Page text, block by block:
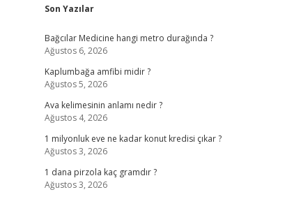
Sidebar
Son Yazılar
Bağcılar Medicine hangi metro durağında ?
Ağustos 6, 2026
Kaplumbağa amfibi midir ?
Ağustos 5, 2026
Ava kelimesinin anlamı nedir ?
Ağustos 4, 2026
1 milyonluk eve ne kadar konut kredisi çıkar ?
Ağustos 3, 2026
1 dana pirzola kaç gramdır ?
Ağustos 3, 2026